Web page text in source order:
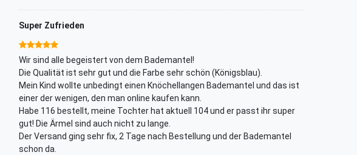
Super Zufrieden
Wir sind alle begeistert von dem Bademantel!
Die Qualität ist sehr gut und die Farbe sehr schön (Königsblau).
Mein Kind wollte unbedingt einen Knöchellangen Bademantel und das ist
einer der wenigen, den man online kaufen kann.
Habe 116 bestellt, meine Tochter hat aktuell 104 und er passt ihr super
gut! Die Ärmel sind auch nicht zu lange.
Der Versand ging sehr fix, 2 Tage nach Bestellung und der Bademantel
schon da.